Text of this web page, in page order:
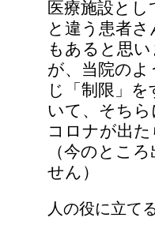
医療施設と
と違う患者
もあると思
が、当院の
じ「制限」
いて、そち
コロナが出
（今のとこ
せん）
人の役に立て